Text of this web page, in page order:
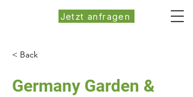
Jetzt anfragen
< Back
Germany Garden &